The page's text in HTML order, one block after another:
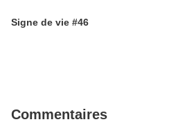
Signe de vie #46
Commentaires